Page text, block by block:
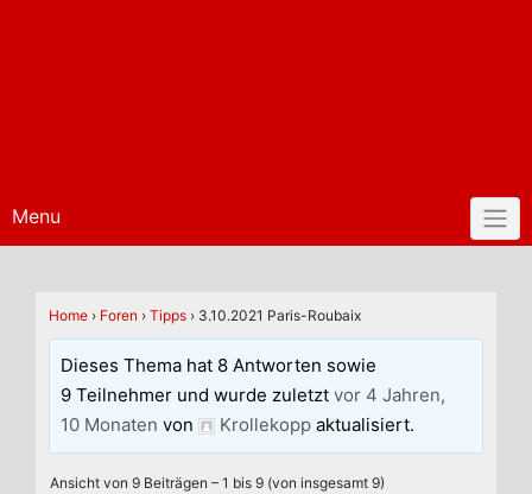
Menu
Home › Foren › Tipps › 3.10.2021 Paris-Roubaix
Dieses Thema hat 8 Antworten sowie
9 Teilnehmer und wurde zuletztvor 4 Jahren,
10 Monaten von Krollekopp aktualisiert.
Ansicht von 9 Beiträgen – 1 bis 9 (von insgesamt 9)